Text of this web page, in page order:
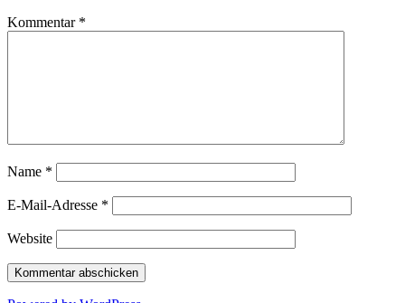
Kommentar *
Name *
E-Mail-Adresse *
Website